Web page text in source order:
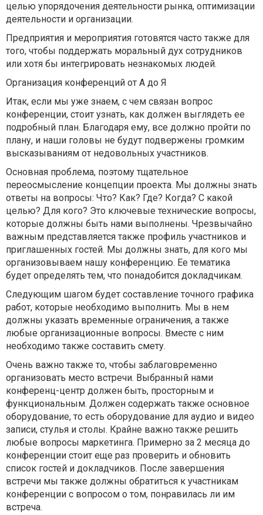
целью упорядочения деятельности рынка, оптимизации
деятельности и организации.
Предприятия и мероприятия готовятся часто также для
того, чтобы поддержать моральный дух сотрудников
или хотя бы интегрировать незнакомых людей.
Организация конференций от А до Я
Итак, если мы уже знаем, с чем связан вопрос
конференции, стоит узнать, как должен выглядеть ее
подробный план. Благодаря ему, все должно пройти по
плану, и наши головы не будут подвержены громким
высказываниям от недовольных участников.
Основная проблема, поэтому тщательное
переосмысление концепции проекта. Мы должны знать
ответы на вопросы: Что? Как? Где? Когда? С какой
целью? Для кого? Это ключевые технические вопросы,
которые должны быть нами выполнены. Чрезвычайно
важным представляется также профиль участников и
приглашенных гостей. Мы должны знать, для кого мы
организовываем нашу конференцию. Ее тематика
будет определять тем, что понадобится докладчикам.
Следующим шагом будет составление точного графика
работ, которые необходимо выполнить. Мы в нем
должны указать временные ограничения, а также
любые организационные вопросы. Вместе с ним
необходимо также составить смету.
Очень важно также то, чтобы заблаговременно
организовать место встречи. Выбранный нами
конференц-центр должен быть, просторным и
функциональным. Должен содержать также основное
оборудование, то есть оборудование для аудио и видео
записи, стулья и столы. Крайне важно также решить
любые вопросы маркетинга. Примерно за 2 месяца до
конференции стоит еще раз проверить и обновить
список гостей и докладчиков. После завершения
встречи мы также должны обратиться к участникам
конференции с вопросом о том, понравилась ли им
встреча.